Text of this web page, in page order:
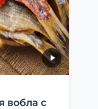
вобла с